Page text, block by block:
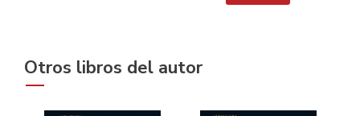
Otros libros del autor